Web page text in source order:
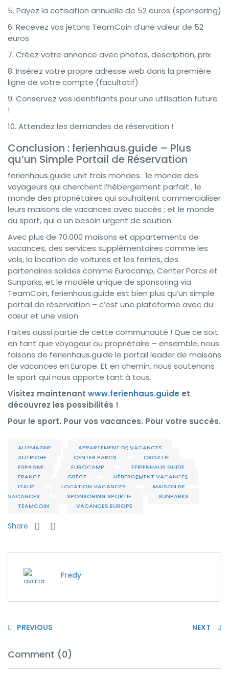
5. Payez la cotisation annuelle de 52 euros (sponsoring)
6. Recevez vos jetons TeamCoin d’une valeur de 52
euros
7. Créez votre annonce avec photos, description, prix
8. Insérez votre propre adresse web dans la première
ligne de votre compte (facultatif)
9. Conservez vos identifiants pour une utilisation future
!
10. Attendez les demandes de réservation !
Conclusion : ferienhaus.guide – Plus
qu’un Simple Portail de Réservation
ferienhaus.guide unit trois mondes : le monde des
voyageurs qui cherchent l’hébergement parfait ; le
monde des propriétaires qui souhaitent commercialiser
leurs maisons de vacances avec succès ; et le monde
du sport, qui a un besoin urgent de soutien.
Avec plus de 70.000 maisons et appartements de
vacances, des services supplémentaires comme les
vols, la location de voitures et les ferries, des
partenaires solides comme Eurocamp, Center Parcs et
Sunparks, et le modèle unique de sponsoring via
TeamCoin, ferienhaus.guide est bien plus qu’un simple
portail de réservation – c’est une plateforme avec du
cœur et une vision.
Faites aussi partie de cette communauté ! Que ce soit
en tant que voyageur ou propriétaire – ensemble, nous
faisons de ferienhaus.guide le portail leader de maisons
de vacances en Europe. Et en chemin, nous soutenons
le sport qui nous apporte tant à tous.
Visitez maintenant www.ferienhaus.guide et
découvrez les possibilités !
Pour le sport. Pour vos vacances. Pour votre succès.
ALLEMAGNE
APPARTEMENT DE VACANCES
AUTRICHE
CENTER PARCS
CROATIE
ESPAGNE
EUROCAMP
FERIENHAUS.GUIDE
FRANCE
GRÈCE
HÉBERGEMENT VACANCES
ITALIË
LOCATION VACANCES
MAISON DE
VACANCES
SPONSORING SPORTIF
SUNPARKS
TEAMCOIN
VACANCES EUROPE
Share
Fredy
PREVIOUS NEXT
Comment (0)